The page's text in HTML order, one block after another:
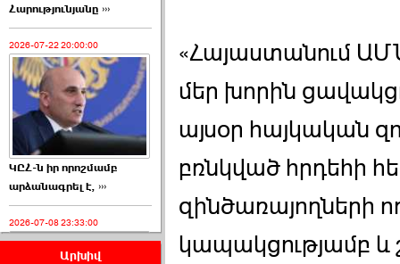
Հարությունյանը ›››
2026-07-22 20:00:00
ԿԸՀ-ն իր որոշմամբ
արձանագրել է, ›››
2026-07-08 23:33:00
Արխիվ
«Հայաստանում
մեր խորին
այսօր հայկական
բռնկված հրդեհի
զինծառայողների
կապակցությամբ և